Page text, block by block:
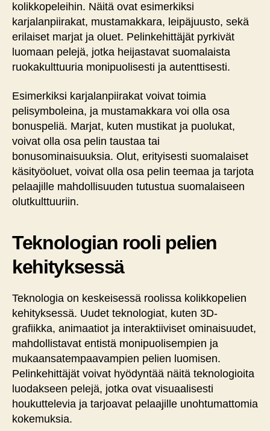
kolikkopeleihin. Näitä ovat esimerkiksi
karjalanpiirakat, mustamakkara, leipäjuusto, sekä
erilaiset marjat ja oluet. Pelinkehittäjät pyrkivät
luomaan pelejä, jotka heijastavat suomalaista
ruokakulttuuria monipuolisesti ja autenttisesti.
Esimerkiksi karjalanpiirakat voivat toimia
pelisymboleina, ja mustamakkara voi olla osa
bonuspeliä. Marjat, kuten mustikat ja puolukat,
voivat olla osa pelin taustaa tai
bonusominaisuuksia. Olut, erityisesti suomalaiset
käsityöoluet, voivat olla osa pelin teemaa ja tarjota
pelaajille mahdollisuuden tutustua suomalaiseen
olutkulttuuriin.
Teknologian rooli pelien
kehityksessä
Teknologia on keskeisessä roolissa kolikkopelien
kehityksessä. Uudet teknologiat, kuten 3D-
grafiikka, animaatiot ja interaktiiviset ominaisuudet,
mahdollistavat entistä monipuolisempien ja
mukaansatempaavampien pelien luomisen.
Pelinkehittäjät voivat hyödyntää näitä teknologioita
luodakseen pelejä, jotka ovat visuaalisesti
houkuttelevia ja tarjoavat pelaajille unohtumattomia
kokemuksia.